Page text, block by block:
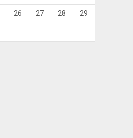
26 27 28 29